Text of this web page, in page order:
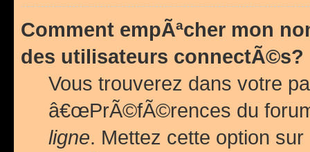
Comment empÃªcher mon
des utilisateurs connectÃ©s?
Vous trouverez dans votre
â€œPrÃ©fÃ©rences du
ligne. Mettez cette option sur